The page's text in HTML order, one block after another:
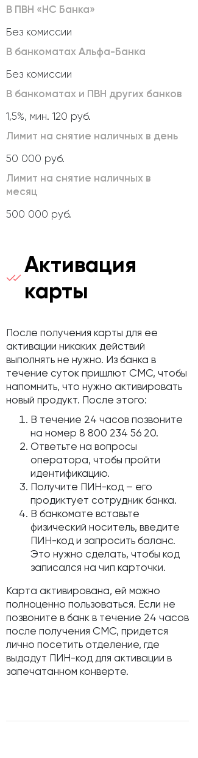
В ПВН «НС Банка»
Без комиссии
В банкоматах Альфа-Банка
Без комиссии
В банкоматах и ПВН других банков
1,5%, мин. 120 руб.
Лимит на снятие наличных в день
50 000 руб.
Лимит на снятие наличных в
месяц
500 000 руб.
Активация
карты
После получения карты для ее
активации никаких действий
выполнять не нужно. Из банка в
течение суток пришлют СМС, чтобы
напомнить, что нужно активировать
новый продукт. После этого:
В течение 24 часов позвоните
на номер 8 800 234 56 20.
Ответьте на вопросы
оператора, чтобы пройти
идентификацию.
Получите ПИН-код – его
продиктует сотрудник банка.
В банкомате вставьте
физический носитель, введите
ПИН-код и запросить баланс.
Это нужно сделать, чтобы код
записался на чип карточки.
Карта активирована, ей можно
полноценно пользоваться. Если не
позвоните в банк в течение 24 часов
после получения СМС, придется
лично посетить отделение, где
выдадут ПИН-код для активации в
запечатанном конверте.